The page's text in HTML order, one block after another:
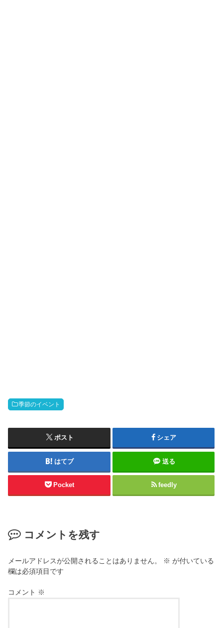
季節のイベント
ポスト シェア
はてブ 送る
Pocket feedly
コメントを残す
メールアドレスが公開されることはありません。 ※ が付いている
欄は必須項目です
コメント ※